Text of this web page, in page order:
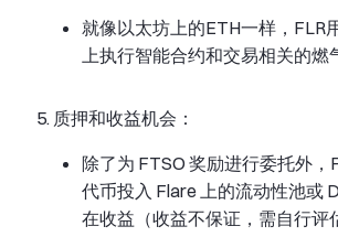
就像以太坊上的ETH一样，FLR
上执行智能合约和交易相关的燃
质押和收益机会：
除了为 FTSO 奖励进行委托外，
代币投入 Flare 上的流动性池或
在收益（收益不保证，需自行评